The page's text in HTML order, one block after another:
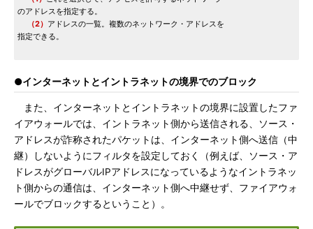
のアドレスを指定する。
（2） アドレスの一覧。複数のネットワーク・アドレスを
指定できる。
●インターネットとイントラネットの境界でのブロック
また、インターネットとイントラネットの境界に設置したファ
イアウォールでは、イントラネット側から送信される、ソース・
アドレスが詐称されたパケットは、インターネット側へ送信（中
継）しないようにフィルタを設定しておく（例えば、ソース・ア
ドレスがグローバルIPアドレスになっているようなイントラネッ
ト側からの通信は、インターネット側へ中継せず、ファイアウォ
ールでブロックするということ）。